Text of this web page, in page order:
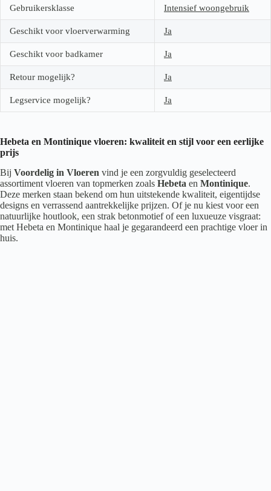
Gebruikersklasse Intensief woongebruik
Geschikt voor vloerverwarming Ja
Geschikt voor badkamer Ja
Retour mogelijk? Ja
Legservice mogelijk? Ja
Hebeta en Montinique vloeren: kwaliteit en stijl voor een eerlijke
prijs
Bij Voordelig in Vloeren vind je een zorgvuldig geselecteerd
assortiment vloeren van topmerken zoals Hebeta en Montinique.
Deze merken staan bekend om hun uitstekende kwaliteit, eigentijdse
designs en verrassend aantrekkelijke prijzen. Of je nu kiest voor een
natuurlijke houtlook, een strak betonmotief of een luxueuze visgraat:
met Hebeta en Montinique haal je gegarandeerd een prachtige vloer in
huis.